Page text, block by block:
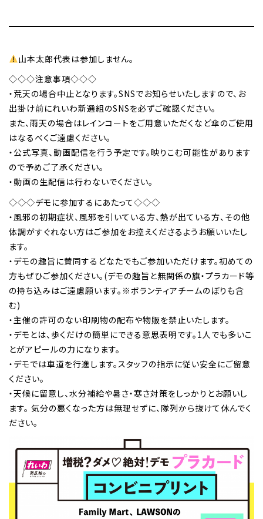
山本太郎代表は参加しません。
◇◇◇注意事項◇◇◇
・荒天の場合中止となります。SNSでお知らせいたしますので、お
出掛け前にれいわ新選組のSNSを必ずご確認ください。
また、雨天の場合はレインコートをご用意いただくなど傘のご使用
はなるべくご遠慮ください。
・公式写真、動画配信を行う予定です。映りこむ可能性があります
ので予めご了承ください。
・動画の生配信は行わないでください。
◇◇◇デモに参加するにあたって◇◇◇
・風邪の初期症状、風邪を引いている方、熱が出ている方、その他
体調がすぐれない方はご参加をお控えくださるようお願いいたし
ます。
・デモの趣旨に賛同するどなたでもご参加いただけます。初めての
方もぜひご参加ください。(デモの趣旨と無関係の旗・プラカード等
の持ち込みはご遠慮願います。※ボランティアチームのぼりも含
む)
・主催の許可のない印刷物の配布や物販を禁止いたします。
・デモとは、歩くだけの簡単にできる意思表明です。1人でも多いこ
とがアピールの力になります。
・デモでは車道を行進します。スタッフの指示に従い安全にご留意
ください。
・天候に留意し、水分補給や暑さ・寒さ対策をしっかりとお願いし
ます。 気分の悪くなった方は無理せずに、隊列から抜けて休んでく
ださい。